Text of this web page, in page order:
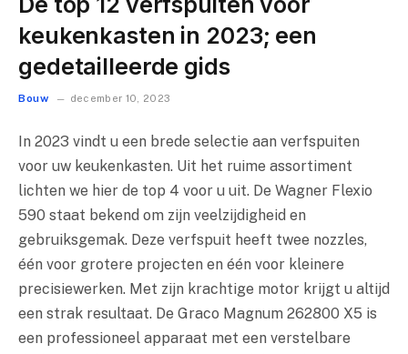
keukenkasten in 2023; een
gedetailleerde gids
Bouw december 10, 2023
In 2023 vindt u een brede selectie aan verfspuiten
voor uw keukenkasten. Uit het ruime assortiment
lichten we hier de top 4 voor u uit. De Wagner Flexio
590 staat bekend om zijn veelzijdigheid en
gebruiksgemak. Deze verfspuit heeft twee nozzles,
één voor grotere projecten en één voor kleinere
precisiewerken. Met zijn krachtige motor krijgt u altijd
een strak resultaat. De Graco Magnum 262800 X5 is
een professioneel apparaat met een verstelbare